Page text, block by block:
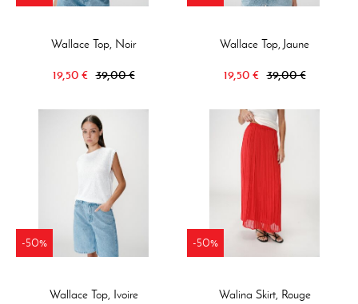
Wallace Top, Noir
19,50 € 39,00 €
Wallace Top, Jaune
19,50 € 39,00 €
-50%
Wallace Top, Ivoire
-50%
Walina Skirt, Rouge